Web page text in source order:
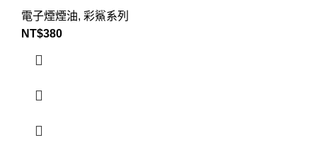
電子煙煙油, 彩鯊系列
NT$380